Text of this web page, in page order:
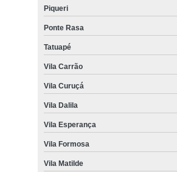
Piqueri
Ponte Rasa
Tatuapé
Vila Carrão
Vila Curuçá
Vila Dalila
Vila Esperança
Vila Formosa
Vila Matilde